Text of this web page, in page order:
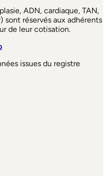
ADN, cardiaque, TAN,
sont réservés aux adhérents
de leur cotisation.
issues du registre